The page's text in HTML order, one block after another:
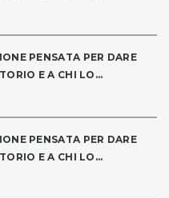
PENSATA PER DARE
E A CHI LO...
PENSATA PER DARE
E A CHI LO...